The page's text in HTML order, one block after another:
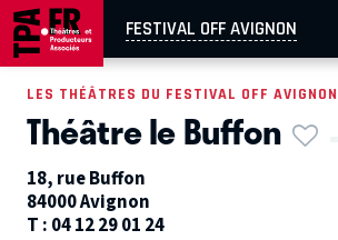
FESTIVAL OFF AVIGNON
AIX-MARSEILLE AURAY CAEN
EN TOURNÉE
LES THÉÂTRES DU FESTIVAL OFF AVIGNON
Théâtre le Buffon
18, rue Buffon
84000 Avignon
T : 04 12 29 01 24